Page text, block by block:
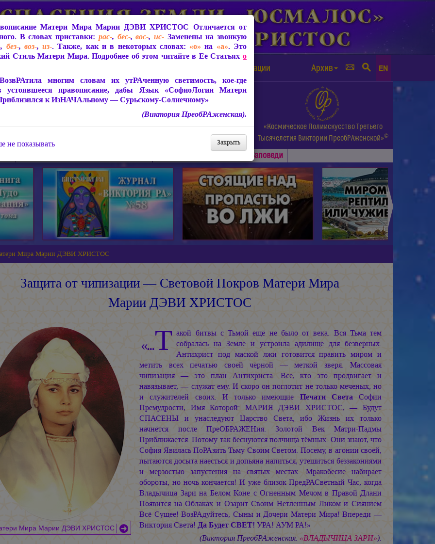
Защита от чипизации Архив EN
Матери Мира
Живое Слово Матери Мира.
Статьи, Книги, Видео, Аудио и др.
«Космическое Полиискусство Третьего
Тысячелетия Виктории ПреобРАженской»©
Заповеди ►
Мира Марии ДЭВИ ХРИСТОС
Защита от чипизации — Световой Покров Матери Мира
Марии ДЭВИ ХРИСТОС
Мира Марии ДЭВИ ХРИСТОС
«...Т акой битвы с Тьмой ещё не было от века. Вся Тьма тем
собралась на Земле и устроила адилище для безверных.
Антихрист под маской лжи готовится править миром и
метить всех печатью своей чёрной — меткой зверя. Массовая
чипизация — это план Антихриста. Все, кто это продвигает и
навязывает, — служат ему. И скоро он поглотит не только меченых, но
и служителей своих. И только имеющие Печати СветаСофии
Премудрости, Имя Которой: МАРИЯ ДЭВИ ХРИСТОС, — Будут
СПАСЕНЫ и унаследуют Царство Света, ибо Жизнь их только
начнётся после ПреОБРАЖЕНия. Золотой Век Матри-Падмы
Приближается. Потому так беснуются полчища тёмных. Они знают, что
София Явилась ПоРАзить Тьму Своим Светом. Посему, в агонии своей,
пытаются досыта наесться и допьяна напиться, утешиться беззакониями
и мерзостью запустения на святых местах. Мракобесие набирает
обороты, но ночь кончается! И уже близок ПредРАСветный Час, когда
Владычица Зари на Белом Коне с Огненным Мечом в Правой Длани
Появится на Облаках и Озарит Своим Нетленным Ликом и Сиянием
Всё Сущее! ВозРАдуйтесь, Сыны и Дочери Матери Мира! Впереди —
Виктория Света!Да Будет СВЕТ! УРА! АУМ РА!»
(Виктория ПреобРАженская. «ВЛАДЫЧИЦА ЗАРИ»).
Матери Мира Марии ДЭВИ ХРИСТОС Отличается от
В словах приставки: рас-, бес-,вос-, ис-Заменены на звонкую
, без-, воз-,из-. Также, как и в некоторых словах: «о» на «а». Это
Стиль Матери Мира. Подробнее об этом читайте в Её Статьях о
многим словам их утРАченную светимость, кое-где
устоявшееся правописание, дабы Язык «СофиоЛогии Матери
к ИзНАЧАльному — Сурьскому-Солнечному»
(Виктория ПреобРАженская).
Закрыть
не показывать